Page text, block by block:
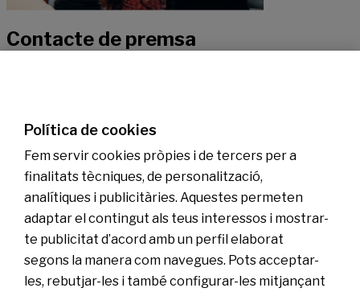
Contacte de premsa
Contactar
Coneix-nos
Sala de Premsa
Actualitat
Pla de Pensions d’Ocupació Banc Sabadell
Política de cookies
Fem servir cookies pròpies i de tercers per a
finalitats tècniques, de personalització,
analítiques i publicitàries. Aquestes permeten
adaptar el contingut als teus interessos i mostrar-
te publicitat d’acord amb un perfil elaborat
segons la manera com navegues. Pots acceptar-
les, rebutjar-les i també configurar-les mitjançant